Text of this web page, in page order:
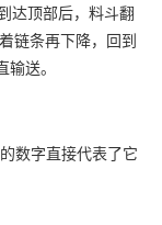
达顶部后，料斗翻
链条再下降，回到
送。
数字直接代表了它